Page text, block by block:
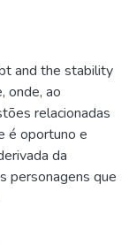
and the stability
onde, ao
relacionadas
é oportuno e
da
personagens que